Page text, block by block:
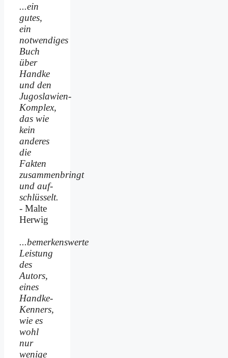
...ein
gutes,
ein
notwendiges
Buch
über
Handke
und den
Jugoslawien-
Komplex,
das wie
kein
anderes
die
Fakten
zusammenbringt
und auf­
schlüsselt.
- Malte
Herwig
...bemerkenswerte
Leistung
des
Autors,
eines
Handke-
Kenners,
wie es
wohl
nur
wenige